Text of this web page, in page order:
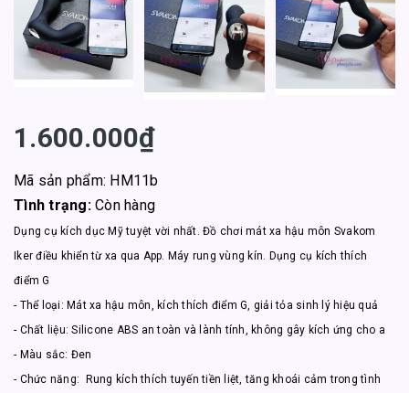
1.600.000₫
Mã sản phẩm: HM11b
Tình trạng: Còn hàng
Dụng cụ kích dục Mỹ tuyệt vời nhất. Đồ chơi mát xa hậu môn Svakom
Iker điều khiển từ xa qua App. Máy rung vùng kín. Dụng cụ kích thích
điểm G
- Thể loại: Mát xa hậu môn, kích thích điểm G, giải tỏa sinh lý hiệu quả
- Chất liệu: Silicone ABS an toàn và lành tính, không gây kích ứng cho a
- Màu sắc: Đen
- Chức năng: Rung kích thích tuyến tiền liệt, tăng khoái cảm trong tình